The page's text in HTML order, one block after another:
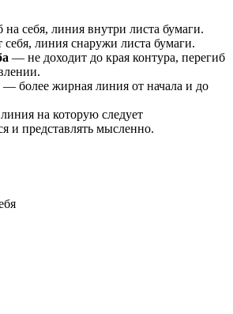
себя, линия внутри листа бумаги.
линия снаружи листа бумаги.
— не доходит до края контура, перегиб
— более жирная линия от начала и до
на которую следует
и представлять мысленно.